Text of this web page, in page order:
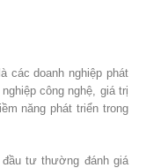
các doanh nghiệp phát
công nghệ, giá trị
năng phát triển trong
tư thường đánh giá